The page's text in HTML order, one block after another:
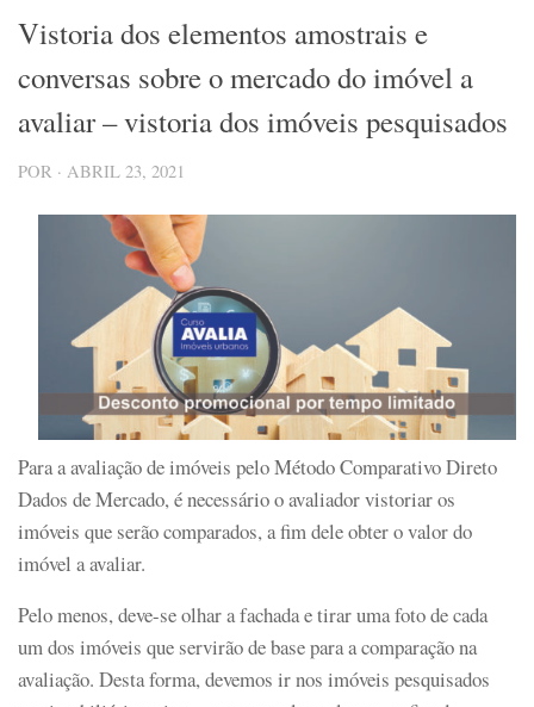
Vistoria dos elementos amostrais e
conversas sobre o mercado do imóvel a
avaliar – vistoria dos imóveis pesquisados
POR · ABRIL 23, 2021
Para a avaliação de imóveis pelo Método Comparativo Direto
Dados de Mercado, é necessário o avaliador vistoriar os
imóveis que serão comparados, a fim dele obter o valor do
imóvel a avaliar.
Pelo menos, deve-se olhar a fachada e tirar uma foto de cada
um dos imóveis que servirão de base para a comparação na
avaliação. Desta forma, devemos ir nos imóveis pesquisados